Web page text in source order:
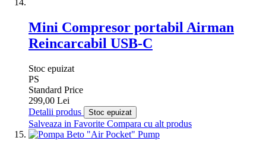
Mini Compresor portabil Airman
Reincarcabil USB-C
Stoc epuizat
PS
Standard Price
299,00 Lei
Detalii produs
Stoc epuizat
Salveaza in Favorite Compara cu alt produs